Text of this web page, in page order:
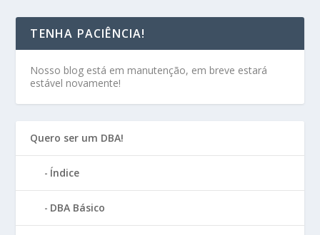
TENHA PACIÊNCIA!
Nosso blog está em manutenção, em breve estará
estável novamente!
Quero ser um DBA!
Índice
DBA Básico